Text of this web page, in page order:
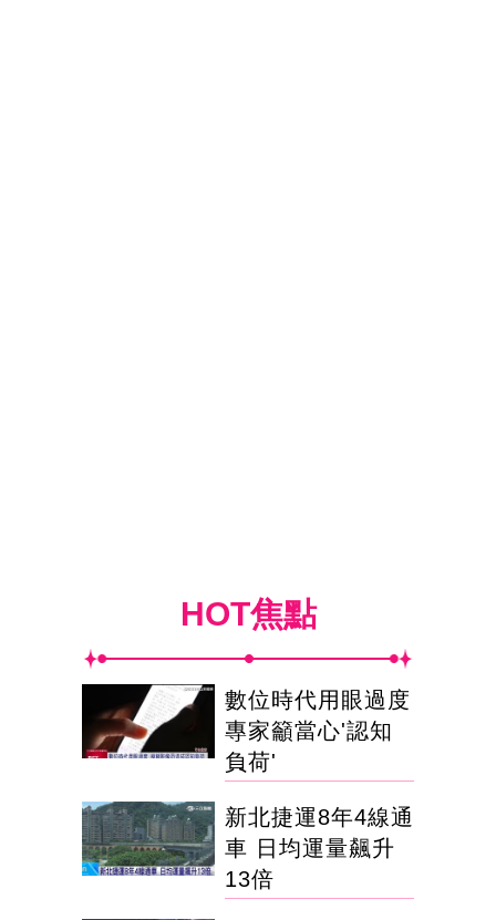
HOT焦點
數位時代用眼過度
專家籲當心'認知
負荷'
新北捷運8年4線通
車 日均運量飆升
13倍